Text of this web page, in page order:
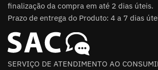
finalização da compra em até 2 dias úteis.
Prazo de entrega do Produto: 4 a 7 dias
SERVIÇO DE ATENDIMENTO AO